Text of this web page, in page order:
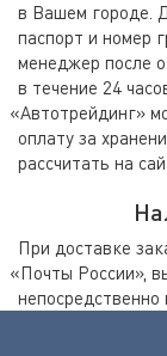
в Вашем городе.
паспорт и номер
менеджер после
в течение 24
«Автотрейдинг»
оплату за
рассчитать на
При доставке
«Почты России»,
непосредственно